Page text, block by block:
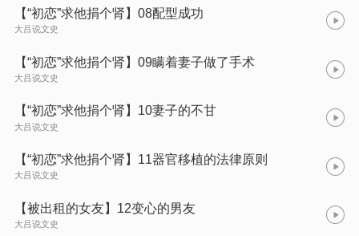
【“初恋”求他捐个肾】08配型成功
大吕说文史
【“初恋”求他捐个肾】09瞒着妻子做了手术
大吕说文史
【“初恋”求他捐个肾】10妻子的不甘
大吕说文史
【“初恋”求他捐个肾】11器官移植的法律原则
大吕说文史
【被出租的女友】12变心的男友
大吕说文史